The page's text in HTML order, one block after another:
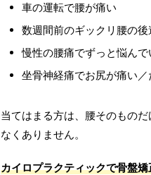
車の運転で腰が痛い
数週間前のギックリ腰の
慢性の腰痛でずっと悩んで
坐骨神経痛でお尻が痛い／
当てはまる方は、腰そのものだ
なくありません。
カイロプラクティックで骨盤